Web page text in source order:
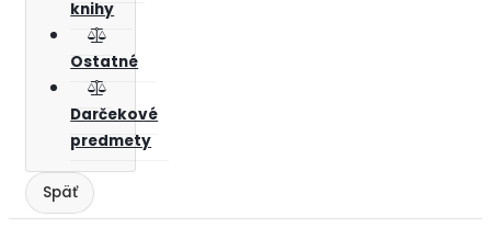
knihy
Ostatné
Darčekové
predmety